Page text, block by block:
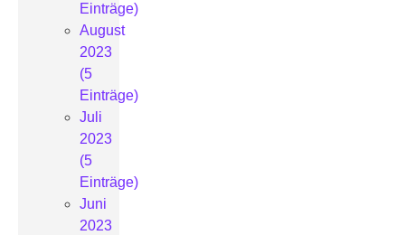
Einträge)
August
2023
(5
Einträge)
Juli
2023
(5
Einträge)
Juni
2023